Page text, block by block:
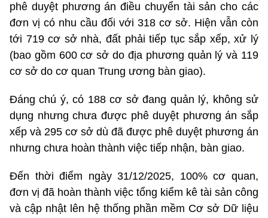
phê duyệt phương án điều chuyển tài sản cho các
đơn vị có nhu cầu đối với 318 cơ sở. Hiện vẫn còn
tới 719 cơ sở nhà, đất phải tiếp tục sắp xếp, xử lý
(bao gồm 600 cơ sở do địa phương quản lý và 119
cơ sở do cơ quan Trung ương bàn giao).
Đáng chú ý, có 188 cơ sở đang quản lý, không sử
dụng nhưng chưa được phê duyệt phương án sắp
xếp và 295 cơ sở dù đã được phê duyệt phương án
nhưng chưa hoàn thành việc tiếp nhận, bàn giao.
Đến thời điểm ngày 31/12/2025, 100% cơ quan,
đơn vị đã hoàn thành việc tổng kiểm kê tài sản công
và cập nhật lên hệ thống phần mềm Cơ sở Dữ liệu